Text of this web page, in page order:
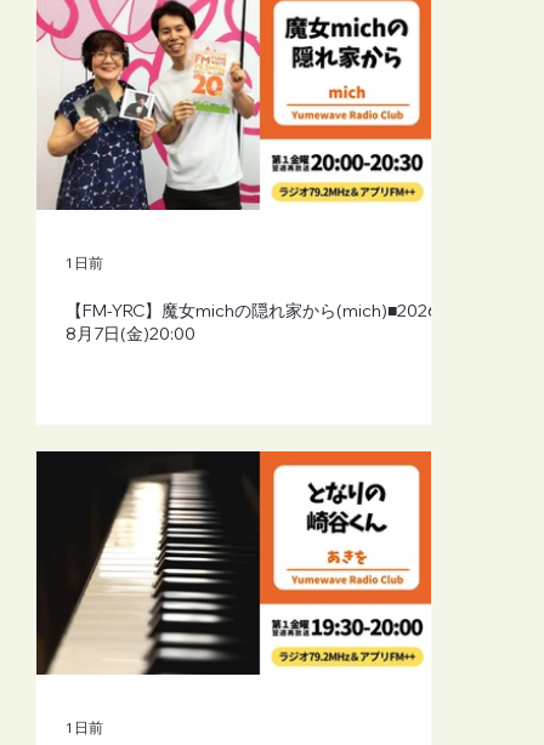
【FM-YRC】魔女michの隠れ家から(mich)■2026年
8月7日(金)20:00
1 日前
1 日前